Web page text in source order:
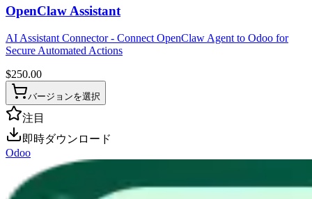
OpenClaw Assistant
AI Assistant Connector - Connect OpenClaw Agent to Odoo for
Secure Automated Actions
$250.00
バージョンを選択
注目
即時ダウンロード
Odoo